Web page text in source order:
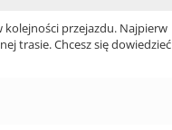
przejazdu. Najpierw
trasie. Chcesz się dowiedzieć